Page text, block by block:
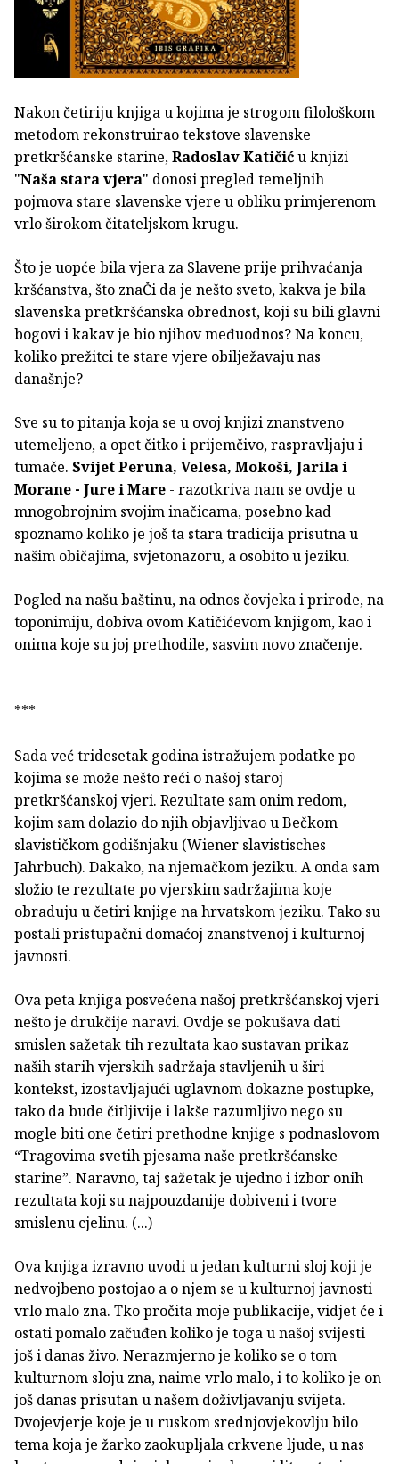
Nakon četiriju knjiga u kojima je strogom filološkom
metodom rekonstruirao tekstove slavenske
pretkršćanske starine,Radoslav Katičiću knjizi
"Naša stara vjera" donosi pregled temeljnih
pojmova stare slavenske vjere u obliku primjerenom
vrlo širokom čitateljskom krugu.
Što je uopće bila vjera za Slavene prije prihvaćanja
kršćanstva, što znaČi da je nešto sveto, kakva je bila
slavenska pretkršćanska obrednost, koji su bili glavni
bogovi i kakav je bio njihov međuodnos? Na koncu,
koliko prežitci te stare vjere obilježavaju nas
današnje?
Sve su to pitanja koja se u ovoj knjizi znanstveno
utemeljeno, a opet čitko i prijemčivo, raspravljaju i
tumače. Svijet Peruna, Velesa, Mokoši, Jarila i
Morane - Jure i Mare - razotkriva nam se ovdje u
mnogobrojnim svojim inačicama, posebno kad
spoznamo koliko je još ta stara tradicija prisutna u
našim običajima, svjetonazoru, a osobito u jeziku.
Pogled na našu baštinu, na odnos čovjeka i prirode, na
toponimiju, dobiva ovom Katičićevom knjigom, kao i
onima koje su joj prethodile, sasvim novo značenje.
***
Sada već tridesetak godina istražujem podatke po
kojima se može nešto reći o našoj staroj
pretkršćanskoj vjeri. Rezultate sam onim redom,
kojim sam dolazio do njih objavljivao u Bečkom
slavističkom godišnjaku (Wiener slavistisches
Jahrbuch). Dakako, na njemačkom jeziku. A onda sam
složio te rezultate po vjerskim sadržajima koje
obraduju u četiri knjige na hrvatskom jeziku. Tako su
postali pristupačni domaćoj znanstvenoj i kulturnoj
javnosti.
Ova peta knjiga posvećena našoj pretkršćanskoj vjeri
nešto je drukčije naravi. Ovdje se pokušava dati
smislen sažetak tih rezultata kao sustavan prikaz
naših starih vjerskih sadržaja stavljenih u širi
kontekst, izostavljajući uglavnom dokazne postupke,
tako da bude čitljivije i lakše razumljivo nego su
mogle biti one četiri prethodne knjige s podnaslovom
“Tragovima svetih pjesama naše pretkršćanske
starine”. Naravno, taj sažetak je ujedno i izbor onih
rezultata koji su najpouzdanije dobiveni i tvore
smislenu cjelinu. (...)
Ova knjiga izravno uvodi u jedan kulturni sloj koji je
nedvojbeno postojao a o njem se u kulturnoj javnosti
vrlo malo zna. Tko pročita moje publikacije, vidjet će i
ostati pomalo začuđen koliko je toga u našoj svijesti
još i danas živo. Nerazmjerno je koliko se o tom
kulturnom sloju zna, naime vrlo malo, i to koliko je on
još danas prisutan u našem doživljavanju svijeta.
Dvojevjerje koje je u ruskom srednjovjekovlju bilo
tema koja je žarko zaokupljala crkvene ljude, u nas